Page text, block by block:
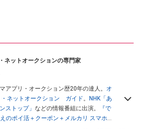
ネットオークションの専門家
アプリ・オークション歴20年の達人。 オ
・ネットオークション ガイド。
NHK「あ
ストップ」 などの情報番組に出演。
『で
のポイ活＋クーポン＋メルカリ スマホで